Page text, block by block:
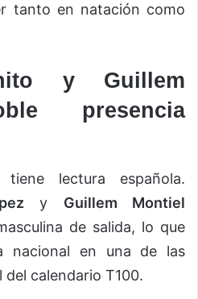
tanto en natación como
y Guillem
presencia
lectura española.
y Guillem Montiel
de salida, lo que
nacional en una de las
calendario T100.